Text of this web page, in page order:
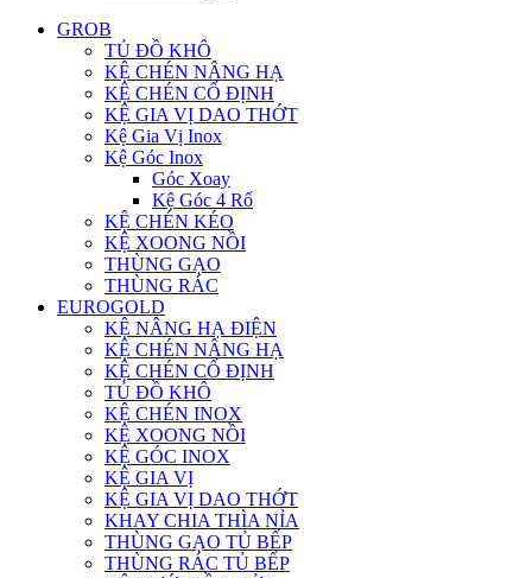
GROB
TỦ ĐỒ KHÔ
KỆ CHÉN NÂNG HẠ
KỆ CHÉN CỐ ĐỊNH
KỆ GIA VỊ DAO THỚT
Kệ Gia Vị Inox
Kệ Góc Inox
Góc Xoay
Kệ Góc 4 Rổ
KỆ CHÉN KÉO
KỆ XOONG NỒI
THÙNG GẠO
THÙNG RÁC
EUROGOLD
KỆ NÂNG HẠ ĐIỆN
KỆ CHÉN NÂNG HẠ
KỆ CHÉN CỐ ĐỊNH
TỦ ĐỒ KHÔ
KỆ CHÉN INOX
KỆ XOONG NỒI
KỆ GÓC INOX
KỆ GIA VỊ
KỆ GIA VỊ DAO THỚT
KHAY CHIA THÌA NỈA
THÙNG GẠO TỦ BẾP
THÙNG RÁC TỦ BẾP